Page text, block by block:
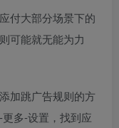
付大部分场景下的
可能就无能为力
加跳广告规则的方
多-设置，找到应